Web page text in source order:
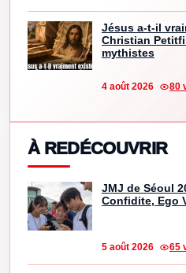
Jésus a-t-il
Christian
mythistes
4 août 2026 80
À REDÉCOUVRIR
JMJ de Séoul
Confidite, Ego
5 août 2026 65